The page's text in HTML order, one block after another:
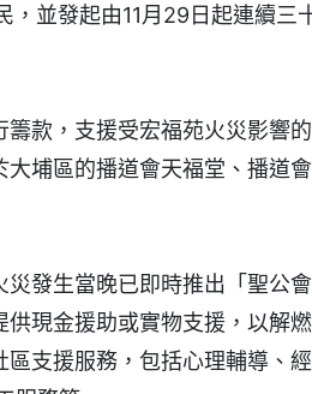
，並發起由11月29日起連續三
籌款，支援受宏福苑火災影響
大埔區的播道會天福堂、播道
災發生當晚已即時推出「聖公
供現金援助或實物支援，以解
區支援服務，包括心理輔導、